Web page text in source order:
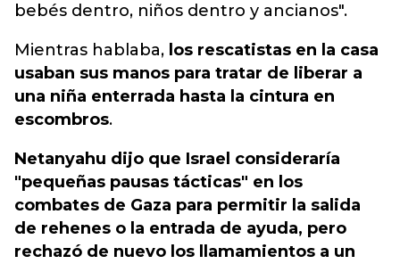
bebés dentro, niños dentro y ancianos".
Mientras hablaba, los rescatistas en la casa
usaban sus manos para tratar de liberar a
una niña enterrada hasta la cintura en
escombros.
Netanyahu dijo que Israel consideraría
"pequeñas pausas tácticas" en los
combates de Gaza para permitir la salida
de rehenes o la entrada de ayuda, pero
rechazó de nuevo los llamamientos a un